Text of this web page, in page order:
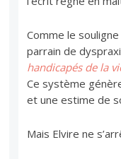
Comme le souligne
parrain de
handicapés de la
Ce système
et une estime de
Mais Elvire ne